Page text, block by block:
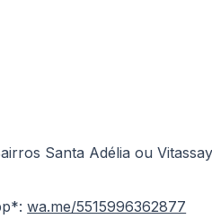
Santa Adélia ou Vitassay
wa.me/5515996362877